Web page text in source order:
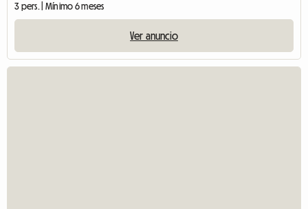
3 pers. | Mínimo 6 meses
Ver anuncio